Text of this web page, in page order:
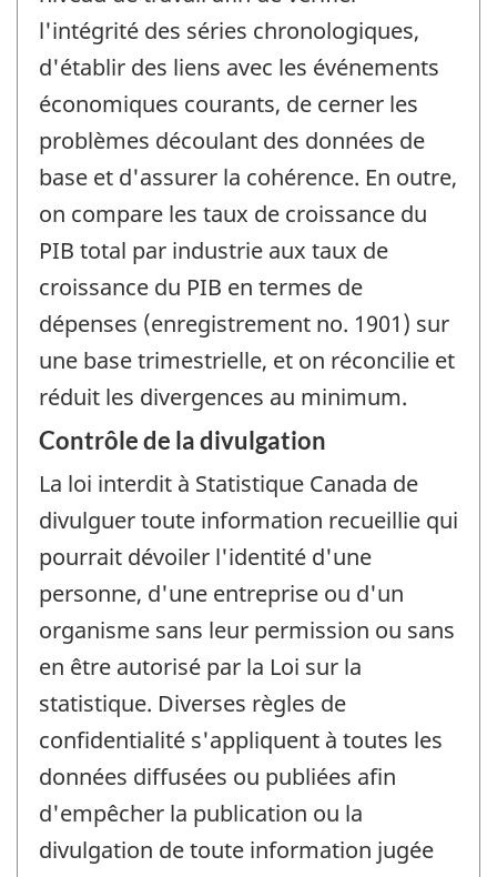
l'intégrité des séries chronologiques,
d'établir des liens avec les événements
économiques courants, de cerner les
problèmes découlant des données de
base et d'assurer la cohérence. En outre,
on compare les taux de croissance du
PIB total par industrie aux taux de
croissance du PIB en termes de
dépenses (enregistrement no. 1901) sur
une base trimestrielle, et on réconcilie et
réduit les divergences au minimum.
Contrôle de la divulgation
La loi interdit à Statistique Canada de
divulguer toute information recueillie qui
pourrait dévoiler l'identité d'une
personne, d'une entreprise ou d'un
organisme sans leur permission ou sans
en être autorisé par la Loi sur la
statistique. Diverses règles de
confidentialité s'appliquent à toutes les
données diffusées ou publiées afin
d'empêcher la publication ou la
divulgation de toute information jugée